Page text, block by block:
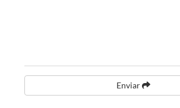
Enviar